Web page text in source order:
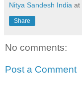
Nitya Sandesh India at
Share
No comments:
Post a Comment